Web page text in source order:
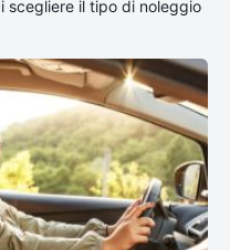
scegliere il tipo di noleggio